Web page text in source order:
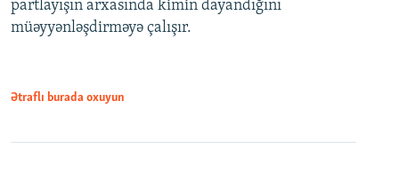
partlayışın arxasında kimin dayandığını
müəyyənləşdirməyə çalışır.
Ətraflı burada oxuyun